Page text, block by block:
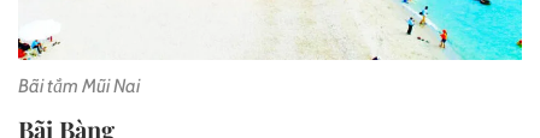
Bãi tắm Mũi Nai
Bãi Bàng